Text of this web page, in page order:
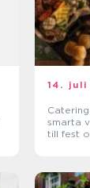
14. juli
smarta
till fest